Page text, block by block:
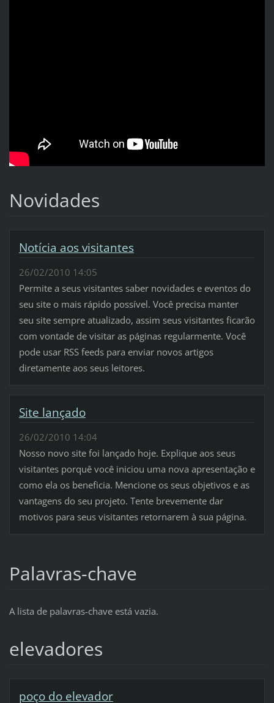
Novidades
Notícia aos visitantes
26/02/2010 14:05
Permite a seus visitantes saber novidades e eventos do
seu site o mais rápido possível. Você precisa manter
seu site sempre atualizado, assim seus visitantes ficarão
com vontade de visitar as páginas regularmente. Você
pode usar RSS feeds para enviar novos artigos
diretamente aos seus leitores.
Site lançado
26/02/2010 14:04
Nosso novo site foi lançado hoje. Explique aos seus
visitantes porquê você iniciou uma nova apresentação e
como ela os beneficia. Mencione os seus objetivos e as
vantagens do seu projeto. Tente brevemente dar
motivos para seus visitantes retornarem à sua página.
Palavras-chave
A lista de palavras-chave está vazia.
elevadores
poço do elevador